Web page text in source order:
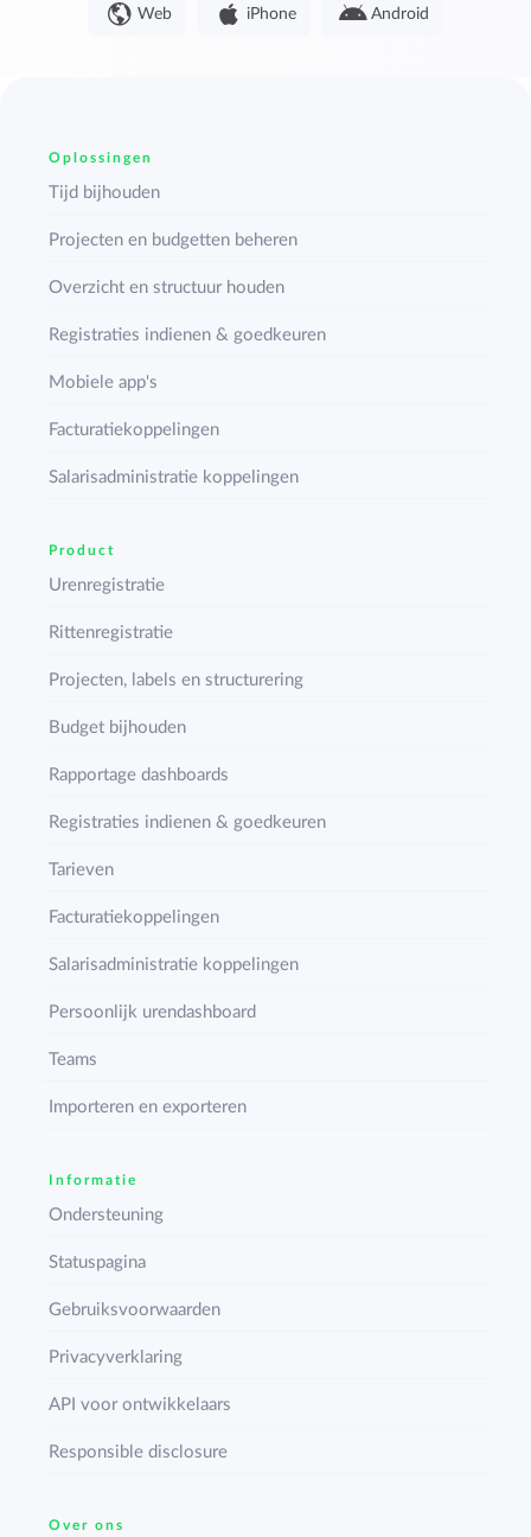
Web iPhone Android
Oplossingen
Tijd bijhouden
Projecten en budgetten beheren
Overzicht en structuur houden
Registraties indienen & goedkeuren
Mobiele app's
Facturatiekoppelingen
Salarisadministratie koppelingen
Product
Urenregistratie
Rittenregistratie
Projecten, labels en structurering
Budget bijhouden
Rapportage dashboards
Registraties indienen & goedkeuren
Tarieven
Facturatiekoppelingen
Salarisadministratie koppelingen
Persoonlijk urendashboard
Teams
Importeren en exporteren
Informatie
Ondersteuning
Statuspagina
Gebruiksvoorwaarden
Privacyverklaring
API voor ontwikkelaars
Responsible disclosure
Over ons